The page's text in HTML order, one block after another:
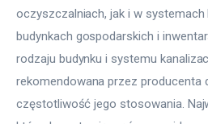
oczyszczalniach, jak i w systemach
budynkach gospodarskich i
rodzaju budynku i systemu
rekomendowana przez producenta
częstotliwość jego stosowania.